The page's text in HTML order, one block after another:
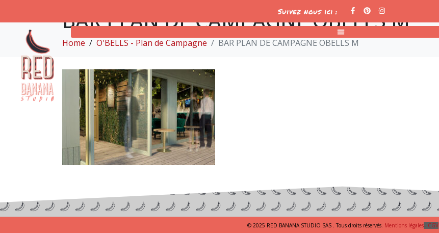
Suivez nous ici :
BAR PLAN DE CAMPAGNE OBELLS M
Home O'BELLS - Plan de Campagne BAR PLAN DE CAMPAGNE OBELLS M
© 2025 RED BANANA STUDIO SAS . Tous droits réservés. Mentions légales– CGV